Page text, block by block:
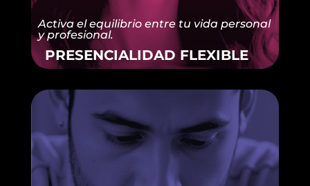
Activa el equilibrio entre tu vida personal
y profesional.
PRESENCIALIDAD FLEXIBLE